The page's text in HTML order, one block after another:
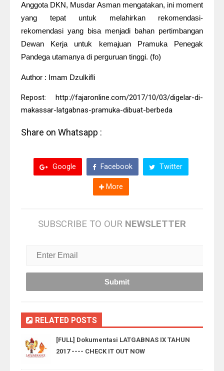
Anggota DKN, Musdar Asman mengatakan, ini moment
yang tepat untuk melahirkan rekomendasi-
rekomendasi yang bisa menjadi bahan pertimbangan
Dewan Kerja untuk kemajuan Pramuka Penegak
Pandega utamanya di perguruan tinggi. (fo)
Author : Imam Dzulkifli
Repost: http://fajaronline.com/2017/10/03/digelar-di-
makassar-latgabnas-pramuka-dibuat-berbeda
Share on Whatsapp :
Google Facebook Twitter
More
SUBSCRIBE TO OUR NEWSLETTER
RELATED POSTS
[FULL] Dokumentasi LATGABNAS IX TAHUN
2017 ---- CHECK IT OUT NOW